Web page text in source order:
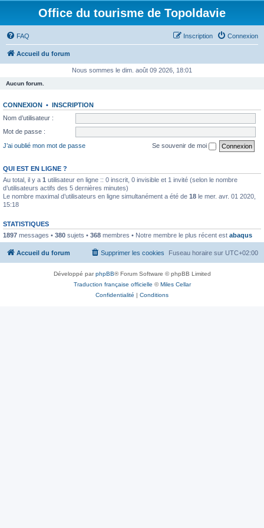
Office du tourisme de Topoldavie
FAQ Connexion
Inscription
Accueil du forum
Nous sommes le dim. août 09 2026, 18:01
Aucun forum.
CONNEXION • INSCRIPTION
Nom d’utilisateur :
Mot de passe :
J’ai oublié mon mot de passe
Se souvenir de moi
QUI EST EN LIGNE ?
Au total, il y a 1 utilisateur en ligne :: 0 inscrit, 0 invisible et 1 invité (selon le nombre
d’utilisateurs actifs des 5 dernières minutes)
Le nombre maximal d’utilisateurs en ligne simultanément a été de 18 le mer. avr. 01 2020,
15:18
STATISTIQUES
1897 messages • 380 sujets • 368 membres • Notre membre le plus récent est abaqus
Accueil du forum Fuseau horaire sur UTC+02:00
Supprimer les cookies
Développé parphpBB® Forum Software © phpBB Limited
Traduction française officielle ©Miles Cellar
Confidentialité | Conditions